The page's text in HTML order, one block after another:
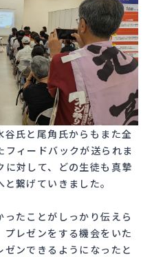
谷氏と尾角氏からもまた全
ィードバックが送られま
に対して、どの生徒も真摯
繋げていきました。
たことがしっかり伝えら
レゼンをする機会をいた
ンできるようになったと